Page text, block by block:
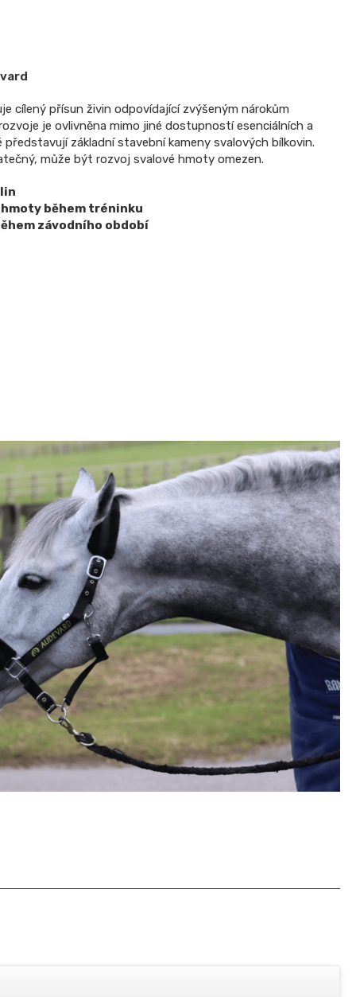
cílený přísun živin odpovídající zvýšeným nárokům
je ovlivněna mimo jiné dostupností esenciálních a
základní stavební kameny svalových bílkovin.
může být rozvoj svalové hmoty omezen.
během tréninku
závodního období